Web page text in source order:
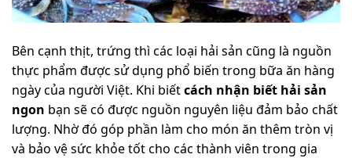
Bên cạnh thịt, trứng thì các loại hải sản cũng là nguồn
thực phẩm được sử dụng phổ biến trong bữa ăn hàng
ngày của người Việt. Khi biếtcách nhận biết hải sản
ngon bạn sẽ có được nguồn nguyên liệu đảm bảo chất
lượng. Nhờ đó góp phần làm cho món ăn thêm tròn vị
và bảo vệ sức khỏe tốt cho các thành viên trong gia